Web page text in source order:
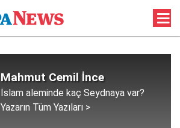
Mahmut Cemil İnce
İslam aleminde kaç Seydnaya var?
Yazarın Tüm Yazıları >